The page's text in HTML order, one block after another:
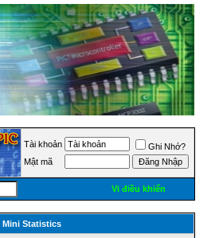
Tài khoản
Ghi Nhớ?
Mật mã
Vi điều khiển
Mini Statistics